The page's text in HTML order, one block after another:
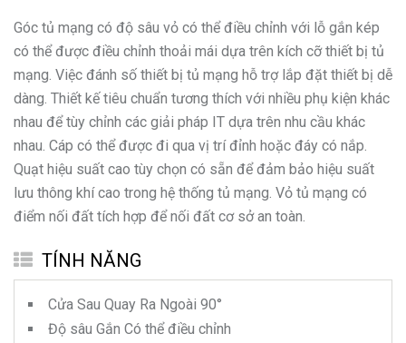
Góc tủ mạng có độ sâu vỏ có thể điều chỉnh với lỗ gắn kép
có thể được điều chỉnh thoải mái dựa trên kích cỡ thiết bị tủ
mạng. Việc đánh số thiết bị tủ mạng hỗ trợ lắp đặt thiết bị dễ
dàng. Thiết kế tiêu chuẩn tương thích với nhiều phụ kiện khác
nhau để tùy chỉnh các giải pháp IT dựa trên nhu cầu khác
nhau. Cáp có thể được đi qua vị trí đỉnh hoặc đáy có nắp.
Quạt hiệu suất cao tùy chọn có sẵn để đảm bảo hiệu suất
lưu thông khí cao trong hệ thống tủ mạng. Vỏ tủ mạng có
điểm nối đất tích hợp để nối đất cơ sở an toàn.
TÍNH NĂNG
Cửa Sau Quay Ra Ngoài 90°
Độ sâu Gắn Có thể điều chỉnh